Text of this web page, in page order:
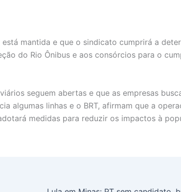
mantida e que o sindicato cumprirá a
do Rio Ônibus e aos consórcios para o
seguem abertas e que as empresas
algumas linhas e o BRT, afirmam que a
medidas para reduzir os impactos à